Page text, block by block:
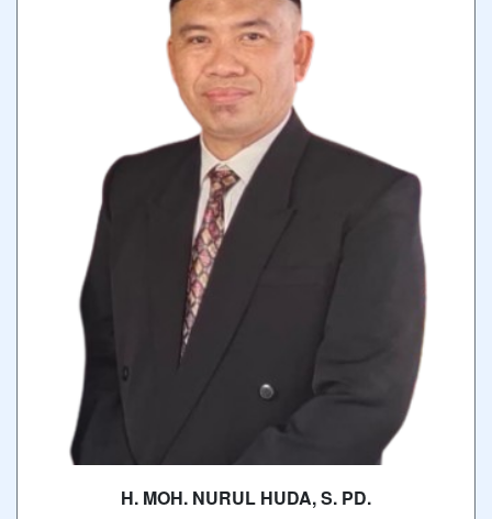
H. MOH. NURUL HUDA, S. PD.